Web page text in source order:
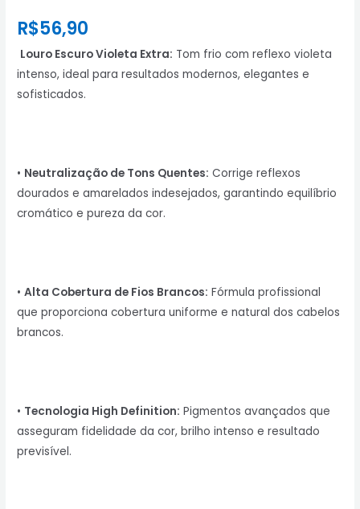
R$56,90
Louro Escuro Violeta Extra: Tom frio com reflexo violeta
intenso, ideal para resultados modernos, elegantes e
sofisticados.
• Neutralização de Tons Quentes: Corrige reflexos
dourados e amarelados indesejados, garantindo equilíbrio
cromático e pureza da cor.
•Alta Cobertura de Fios Brancos: Fórmula profissional
que proporciona cobertura uniforme e natural dos cabelos
brancos.
• Tecnologia High Definition: Pigmentos avançados que
asseguram fidelidade da cor, brilho intenso e resultado
previsível.